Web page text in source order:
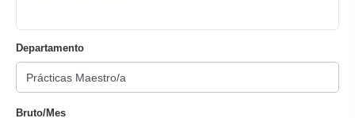
Departamento
Bruto/Mes